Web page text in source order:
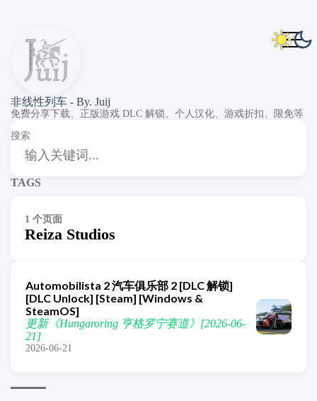
非线性列车 - By. Juij
免费分享下载、正版游戏 DLC 解锁、个人汉化、游戏折扣、限免等
搜索
TAGS
1 个页面
Reiza Studios
Automobilista 2 汽车俱乐部 2 [DLC 解锁]
[DLC Unlock] [Steam] [Windows &
SteamOS]
更新《Hungaroring 亨格罗宁赛道》[2026-06-
21]
2026-06-21